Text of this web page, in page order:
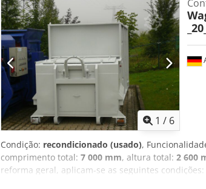
adequada para empresas de gestão de
logística e operações industriais. Especificações
da máquina: 810 kg Construção em aço
outros materiais recicláveis Condição Máquina
nas fotos. Inspeção é bem-vinda, mediante
1 / 6
Condição: recondicionado (usado),
comprimento total: 7 000 mm, altura total: 2 600
reforma geral, aplicam-se as seguintes
Todo o sistema elétrico e os elementos de